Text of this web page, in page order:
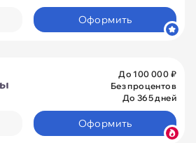
Оформить
До 100 000 ₽
Без процентов
До 365 дней
Оформить